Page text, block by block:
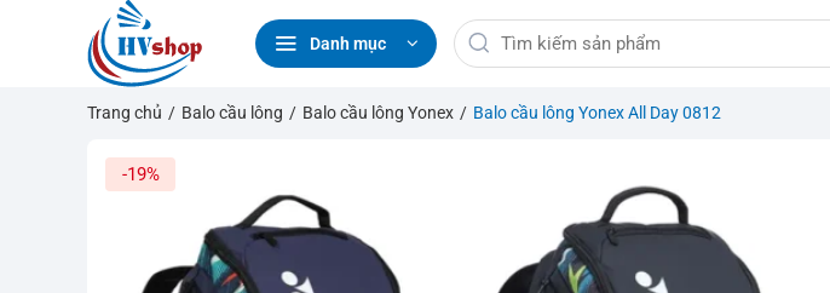
Danh mục
Tìm
kiếm:
Trang chủ / Balo cầu lông / Balo cầu lông Yonex / Balo cầu lông Yonex All Day 0812
-19%